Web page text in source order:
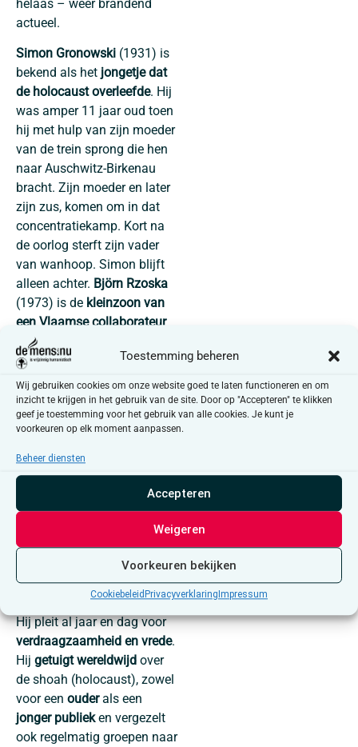
Toestemming beheren
Wij gebruiken cookies om onze website goed te laten functioneren en om
inzicht te krijgen in het gebruik van de site. Door op "Accepteren" te klikken
geef je toestemming voor het gebruik van alle cookies. Je kunt je
voorkeuren op elk moment aanpassen.
Beheer diensten
Accepteren
Weigeren
Voorkeuren bekijken
Cookiebeleid Privacyverklaring Impressum
helaas – weer brandend
actueel.
Simon Gronowski (1931) is
bekend als het jongetje dat
de holocaust overleefde. Hij
was amper 11 jaar oud toen
hij met hulp van zijn moeder
van de trein sprong die hen
naar Auschwitz-Birkenau
bracht. Zijn moeder en later
zijn zus, komen om in dat
concentratiekamp. Kort na
de oorlog sterft zijn vader
van wanhoop. Simon blijft
alleen achter. Björn Rzoska
(1973) is de kleinzoon van
een Vlaamse collaborateur
en een “Polish Guard”
(bewaker van militaire sites
en gevangenen na de oorlog,
een logistieke functie vaak
ingevuld door ontheemden
of ‘displaced persons’). Dat
zorgt voor heel wat
familieverhalen terwijl
Rzoska opgroeit. Gronowski
en Rzoskagaan elk op hun
verleden.
Simon Gronowskistudeert
rechten en wordt advocaat.
Hij pleit al jaar en dag voor
verdraagzaamheid en vrede.
Hij getuigt wereldwijd over
de shoah (holocaust), zowel
voor een ouderals een
jonger publieken vergezelt
ook regelmatig groepen naar